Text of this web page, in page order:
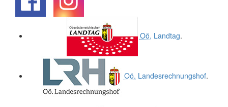
Oö. Landtag.
Oö. Landesrechnungshof.